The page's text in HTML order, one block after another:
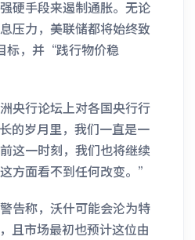
硬手段来遏制通胀。无论
压力，美联储都将始终致
标，并“践行物价稳
央行论坛上对各国央行行
的岁月里，我们一直是一
这一时刻，我们也将继续
方面看不到任何改变。”
告称，沃什可能会沦为特
市场最初也预计这位由